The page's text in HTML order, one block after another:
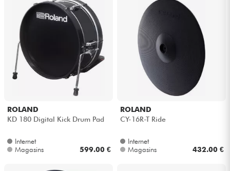
ROLAND
KD 180 Digital Kick Drum Pad
Internet
Magasins
599.00 €
ROLAND
CY-16R-T Ride
Internet
Magasins
432.00 €